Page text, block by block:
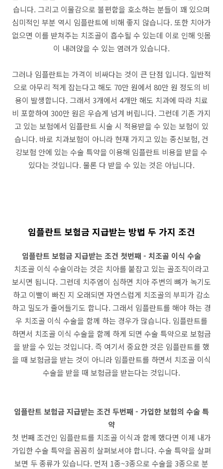
습니다. 그리고 이물감으로 불편함을 호소하는 분들이 꽤 있으며
심미적인 부분 역시 임플란트에 비해 좋지 않습니다. 또한 치아가
없으면 이를 받쳐주는 치조골이 흡수될 수 있는데 이로 인해 잇몸
이 내려앉을 수 있는 염려가 있습니다.
그러나 임플란트는 가격이 비싸다는 것이 큰 단점 입니다. 일반적
으로 아무리 적게 잡는다고 해도 70만 원에서 80만 원 정도의 비
용이 발생합니다. 그래서 3개에서 4개만 해도 치과에 따라 치료
비 포함하여 300만 원은 우습게 넘겨 버립니다. 그런데 기존 가지
고 있는 보험에서 임플란트 시술 시 적용받을 수 있는 보험이 있
습니다. 바로 치과보험이 아니라 현재 가지고 있는 종신보험, 건
강보험 안에 있는 수술 특약을 이용해 임플란트 비용을 받을 수
있다는 것입니다. 물론 다 받을 수 있는 것은 아닙니다.
임플란트 보험금 지급받는 방법 두 가지 조건
임플란트 보험금 지급받는 조건 첫번째 - 치조골 이식 수술
치조골 이식 수술이라는 것은 치아를 붙잡고 있는 골조직이라고
보시면 됩니다. 그런데 치주염이 심하면 치아 주변의 뼈가 녹기도
하고 이빨이 빠진 지 오래되면 자연스럽게 치조골의 부피가 감소
하고 밀도가 줄어들기도 합니다. 그래서 임플란트를 해야 하는 경
우 치조골 이식 수술을 함께 하는 경우가 많습니다. 임플란트를
하면서 치조골 이식 수술을 함께 하게 되면 수술 특약으로 보험금
을 받을 수 있는 것입니다. 즉 여기서 중요한 것은 임플란트를 했
을 때 보험금을 받는 것이 아니라 임플란트를 하면서 치조골 이식
수술을 받을 때 보험금을 받는다는 것입니다.
임플란트 보험금 지급받는 조건 두번째 - 가입한 보험의 수술 특
약
첫 번째 조건인 임플란트를 치조골 이식과 함께 했다면 이제 내가
가입한 수술 특약을 꼼꼼히 살펴보셔야 합니다. 수술 특약을 살펴
보면 두 종류가 있습니다. 먼저 1종~3종으로 수술을 3종으로 분